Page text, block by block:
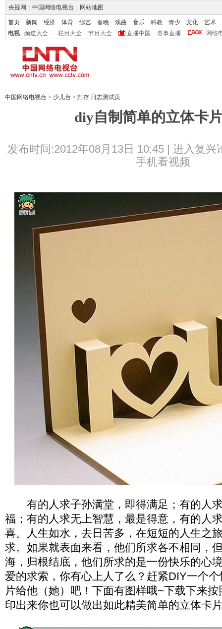
央视网 中国网络电视台 网站地图
首页 新闻 经济 体育 综艺 春晚 戏曲 音乐 科教 青少 文化
艺术
电视
频道大全 栏目大全 节目大全 直播中国 赛事直播 网络
中国网络电视台 > 少儿台 > 封存 日志测试页
diy自制简单的立体卡
发布时间:2012年08月13日 10:45 | 进入复兴
手机看视频
有的人求子孙满堂，即得满足；有的人
福；有的人求无上智慧，最是得意，有的人
喜。人生如水，去日苦多，在短短的人生之
求。如果就表面来看，他们所求各不相同，
海，归根结底，他们所求的是一份快乐的心
爱的求索，你有心上人了么？赶紧DIY一个
片给他（她）吧！下面有图样哦~下载下来
印出来你也可以做出如此精美简单的立体卡